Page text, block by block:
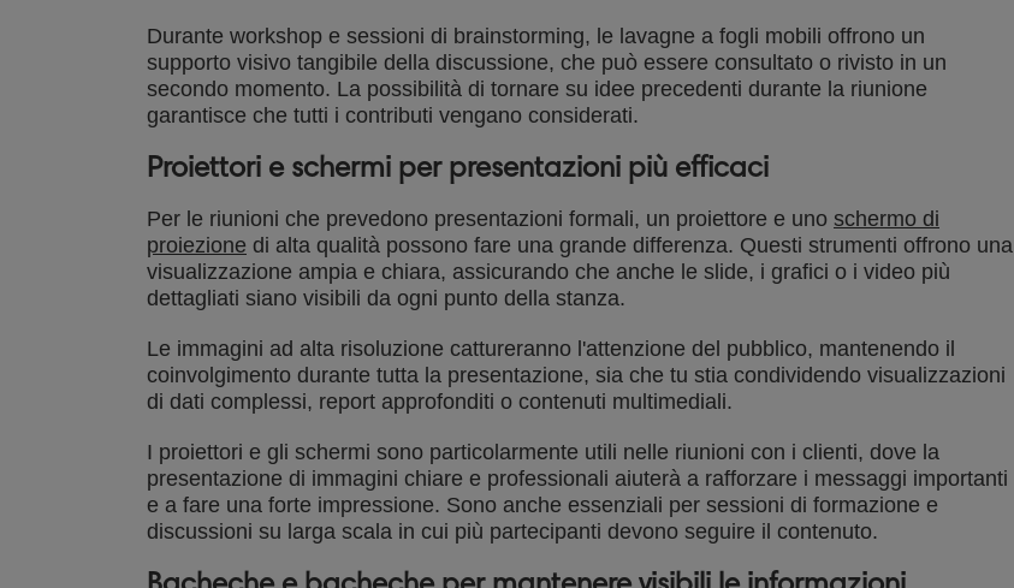
Durante workshop e sessioni di brainstorming, le lavagne a fogli mobili offrono un
supporto visivo tangibile della discussione, che può essere consultato o rivisto in un
secondo momento. La possibilità di tornare su idee precedenti durante la riunione
garantisce che tutti i contributi vengano considerati.
Proiettori e schermi per presentazioni più efficaci
Per le riunioni che prevedono presentazioni formali, un proiettore e uno schermo di
proiezione di alta qualità possono fare una grande differenza. Questi strumenti offrono una
visualizzazione ampia e chiara, assicurando che anche le slide, i grafici o i video più
dettagliati siano visibili da ogni punto della stanza.
Le immagini ad alta risoluzione cattureranno l'attenzione del pubblico, mantenendo il
coinvolgimento durante tutta la presentazione, sia che tu stia condividendo visualizzazioni
di dati complessi, report approfonditi o contenuti multimediali.
I proiettori e gli schermi sono particolarmente utili nelle riunioni con i clienti, dove la
presentazione di immagini chiare e professionali aiuterà a rafforzare i messaggi importanti
e a fare una forte impressione. Sono anche essenziali per sessioni di formazione e
discussioni su larga scala in cui più partecipanti devono seguire il contenuto.